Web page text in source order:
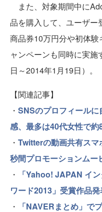
また、対象期間中に
品を購入して、ユーザー
商品券10万円分や初体
ャンペーンも同時に実
日～2014年1月19日）。
【関連記事】
・ SNSのプロフィール
感、最多は40代女性で約
・ Twitterの動画共有ス
秒間プロモーションムー
・
「Yahoo! JAPAN イ
ワード2013」受賞作品発
・
「NAVERまとめ」で